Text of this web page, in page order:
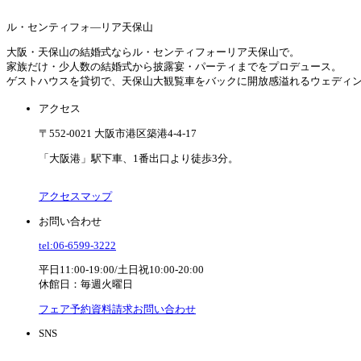
ル・センティフォ―リア天保山
大阪・天保山の結婚式ならル・センティフォーリア天保山で。
家族だけ・少人数の結婚式から披露宴・パーティまでをプロデュース。
ゲストハウスを貸切で、天保山大観覧車をバックに開放感溢れるウェディ
アクセス
〒552-0021 大阪市港区築港4-4-17
「大阪港」駅下車、1番出口より徒歩3分。
アクセスマップ
お問い合わせ
tel:06-6599-3222
平日11:00-19:00/土日祝10:00-20:00
休館日：毎週火曜日
フェア予約資料請求お問い合わせ
SNS